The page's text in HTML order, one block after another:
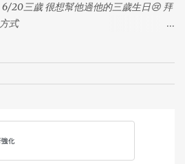
6/20三歲 很想幫他過他的三歲生日😢 拜
式